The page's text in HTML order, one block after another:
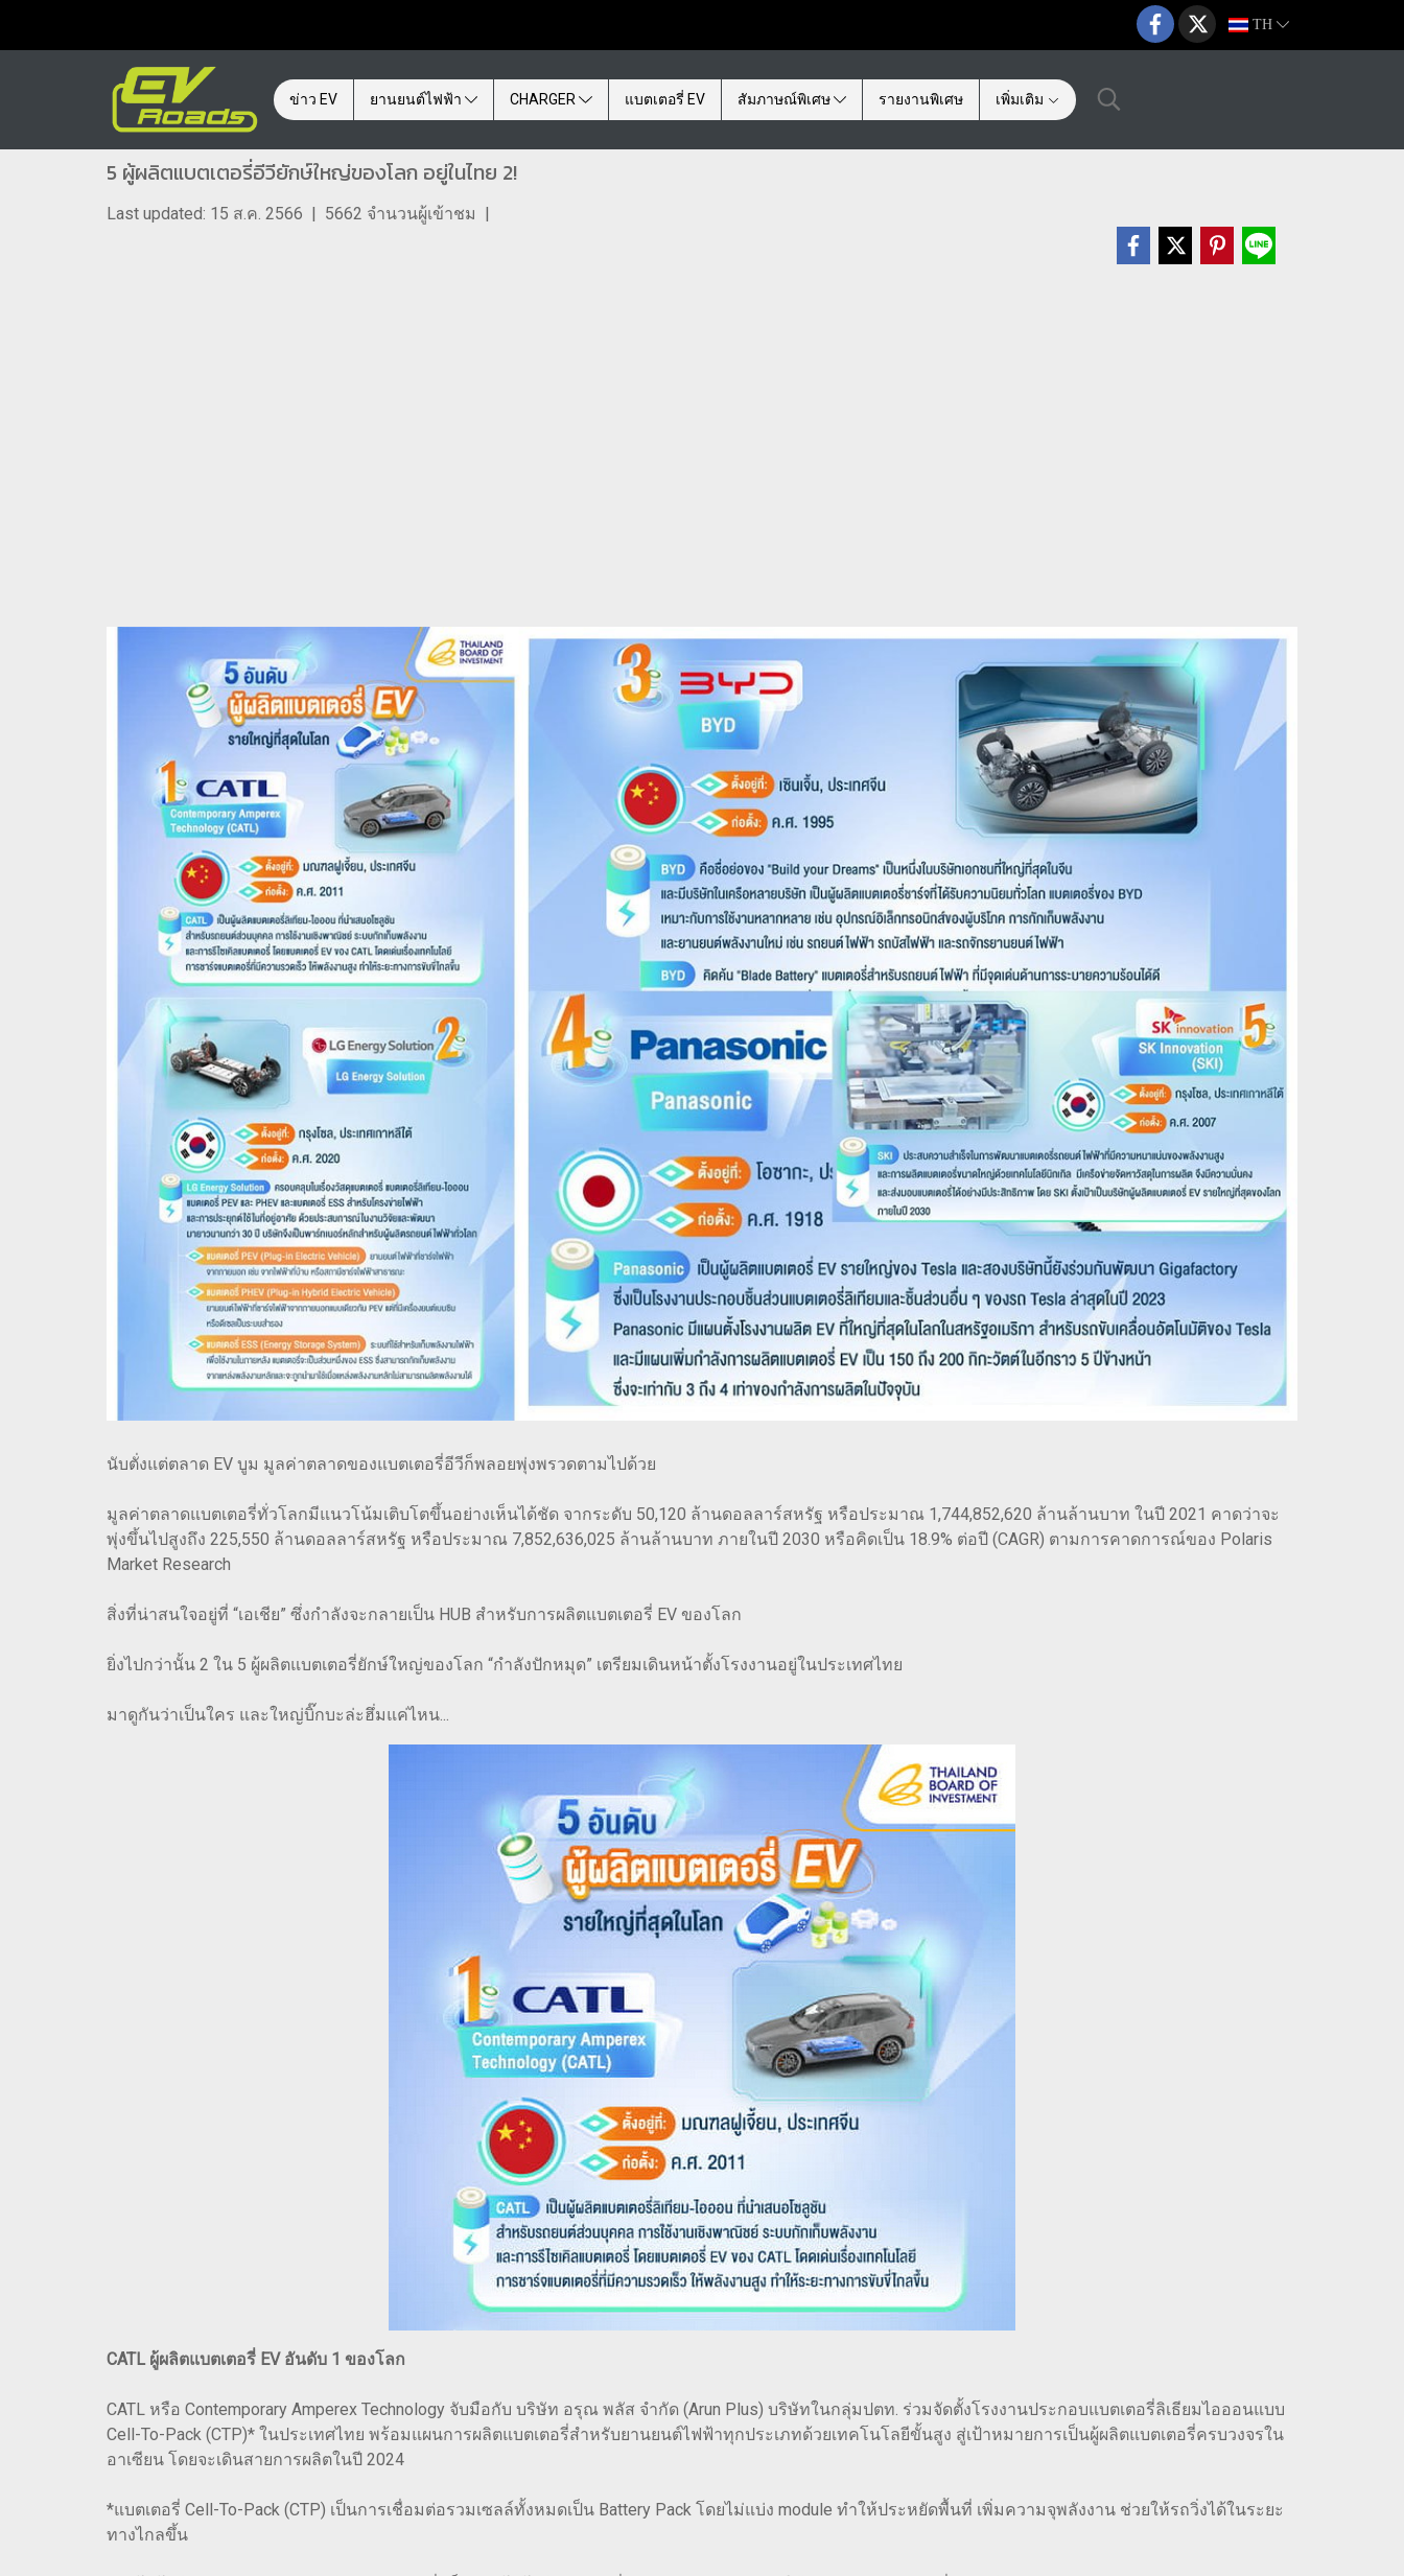
TH
ข่าว EV ยานยนต์ไฟฟ้า CHARGER แบตเตอรี่ EV สัมภาษณ์พิเศษ รายงานพิเศษ เพิ่มเติม
5 ผู้ผลิตแบตเตอรี่อีวียักษ์ใหญ่ของโลก อยู่ในไทย 2!
Last updated: 15 ส.ค. 2566 | 5662 จำนวนผู้เข้าชม |
นับตั่งแต่ตลาด EV บูม มูลค่าตลาดของแบตเตอรี่อีวีก็พลอยพุ่งพรวดตามไปด้วย
มูลค่าตลาดแบตเตอรี่ทั่วโลกมีแนวโน้มเติบโตขึ้นอย่างเห็นได้ชัด จากระดับ 50,120 ล้านดอลลาร์สหรัฐ หรือประมาณ 1,744,852,620 ล้านล้านบาท ในปี 2021 คาดว่าจะ
พุ่งขึ้นไปสูงถึง 225,550 ล้านดอลลาร์สหรัฐ หรือประมาณ 7,852,636,025 ล้านล้านบาท ภายในปี 2030 หรือคิดเป็น 18.9% ต่อปี (CAGR) ตามการคาดการณ์ของ Polaris
Market Research
สิ่งที่น่าสนใจอยู่ที่ “เอเชีย” ซึ่งกำลังจะกลายเป็น HUB สำหรับการผลิตแบตเตอรี่ EV ของโลก
ยิ่งไปกว่านั้น 2 ใน 5 ผู้ผลิตแบตเตอรี่ยักษ์ใหญ่ของโลก “กำลังปักหมุด” เตรียมเดินหน้าตั้งโรงงานอยู่ในประเทศไทย
มาดูกันว่าเป็นใคร และใหญ่บิ๊กบะล่ะฮึ่มแค่ไหน...
CATL ผู้ผลิตแบตเตอรี่ EV อันดับ 1 ของโลก
CATL หรือ Contemporary Amperex Technology จับมือกับ บริษัท อรุณ พลัส จำกัด (Arun Plus) บริษัทในกลุ่มปตท. ร่วมจัดตั้งโรงงานประกอบแบตเตอรี่ลิเธียมไอออนแบบ
Cell-To-Pack (CTP)* ในประเทศไทย พร้อมแผนการผลิตแบตเตอรี่สำหรับยานยนต์ไฟฟ้าทุกประเภทด้วยเทคโนโลยีขั้นสูง สู่เป้าหมายการเป็นผู้ผลิตแบตเตอรี่ครบวงจรใน
อาเซียน โดยจะเดินสายการผลิตในปี 2024
*แบตเตอรี่ Cell-To-Pack (CTP) เป็นการเชื่อมต่อรวมเซลล์ทั้งหมดเป็น Battery Pack โดยไม่แบ่ง module ทำให้ประหยัดพื้นที่ เพิ่มความจุพลังงาน ช่วยให้รถวิ่งได้ในระยะ
ทางไกลขึ้น